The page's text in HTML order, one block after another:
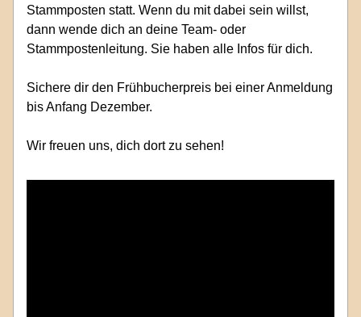
Stammposten statt. Wenn du mit dabei sein willst,
dann wende dich an deine Team- oder
Stammpostenleitung. Sie haben alle Infos für dich.
Sichere dir den Frühbucherpreis bei einer Anmeldung
bis Anfang Dezember.
Wir freuen uns, dich dort zu sehen!